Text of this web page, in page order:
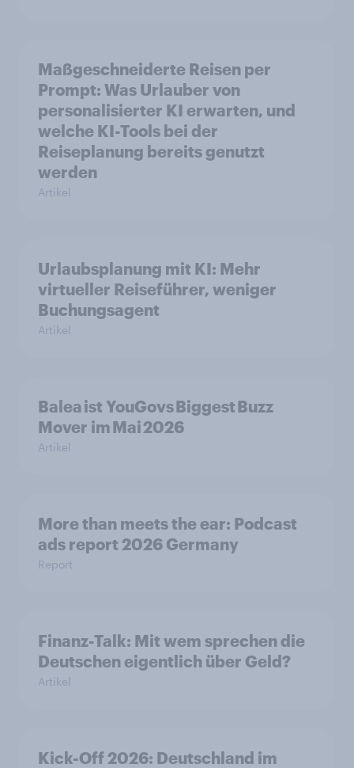
Maßgeschneiderte Reisen per
Prompt: Was Urlauber von
personalisierter KI erwarten, und
welche KI-Tools bei der
Reiseplanung bereits genutzt
werden
Artikel
Urlaubsplanung mit KI: Mehr
virtueller Reiseführer, weniger
Buchungsagent
Artikel
Balea ist YouGovs Biggest Buzz
Mover im Mai 2026
Artikel
More than meets the ear: Podcast
ads report 2026 Germany
Report
Finanz-Talk: Mit wem sprechen die
Deutschen eigentlich über Geld?
Artikel
Kick-Off 2026: Deutschland im